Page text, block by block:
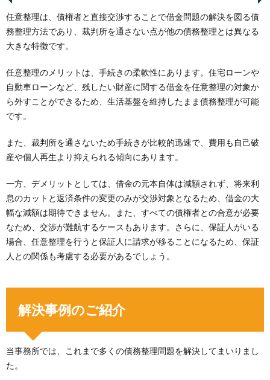
任意整理は、債権者と直接交渉することで借金問題の解決を図る債
務整理方法であり、裁判所を通さない点が他の債務整理とは異なる
大きな特徴です。
任意整理のメリットは、手続きの柔軟性にあります。住宅ローンや
自動車ローンなど、残したい財産に関する借金を任意整理の対象か
ら外すことができるため、生活基盤を維持したまま債務整理が可能
です。
また、裁判所を通さないため手続きが比較的迅速で、費用も自己破
産や個人再生より抑えられる傾向にあります。
一方、デメリットとしては、借金の元本自体は減額されず、将来利
息のカットと返済条件の変更のみが交渉対象となるため、借金の大
幅な減額は期待できません。また、すべての債権者との合意が必要
なため、交渉が難航するケースもあります。さらに、保証人がいる
場合、任意整理を行うと保証人に請求が移ることになるため、保証
人との関係も考慮する必要があるでしょう。
解決事例のご紹介
当事務所では、これまで多くの債務整理問題を解決してまいりまし
た。